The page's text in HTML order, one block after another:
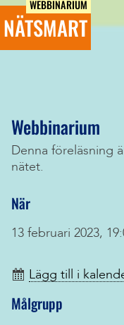
WEBBINARIUM
NÄTSMART
Webbinarium
Denna föreläsning
nätet.
När
13 februari 2023,
Lägg till i
Målgrupp